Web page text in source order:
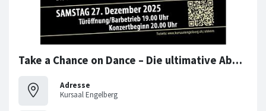
Take a Chance on Dance – Die ultimative Abba-Tribute-Show
Adresse
Kursaal Engelberg